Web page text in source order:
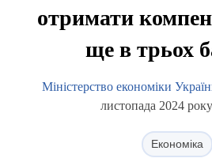
отримати
ще в трьох
Міністерство економіки
листопада 2024
Економіка